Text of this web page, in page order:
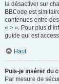
la désactiver sur
BBCode est
contenues entre
« > ». Pour plus
guide qui est
Haut
Puis-je insérer du
Par mesure de